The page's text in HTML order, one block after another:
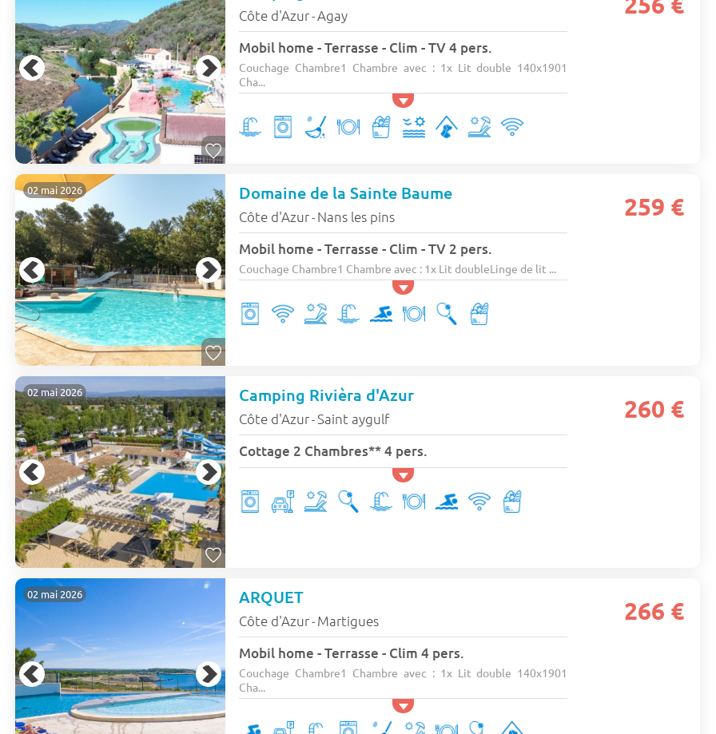
Côte d'Azur-Agay
Mobil home - Terrasse - Clim - TV 4 pers.
Couchage Chambre1 Chambre avec : 1x Lit double 140x1901
Cha...
02 mai 2026 Domaine de la Sainte Baume
Côte d'Azur- Nans les pins
Mobil home - Terrasse - Clim - TV 2 pers.
Couchage Chambre1 Chambre avec : 1x Lit doubleLinge de lit ...
259 €
02 mai 2026 Camping Rivièra d'Azur
Côte d'Azur-Saint aygulf
Cottage 2 Chambres** 4 pers.
260 €
02 mai 2026 ARQUET
Côte d'Azur- Martigues
Mobil home - Terrasse - Clim 4 pers.
Couchage Chambre1 Chambre avec : 1x Lit double 140x1901
Cha...
266 €